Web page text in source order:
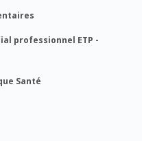
professionnel ETP -
Santé